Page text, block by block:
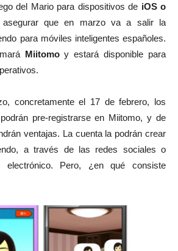
del Mario para dispositivos de iOS o
asegurar que en marzo va a salir la
para móviles inteligentes españoles.
Miitomoy estará disponible para
concretamente el 17 de febrero, los
pre-registrarse en Miitomo, y de
ventajas. La cuenta la podrán crear
a través de las redes sociales o
electrónico. Pero, ¿en qué consiste